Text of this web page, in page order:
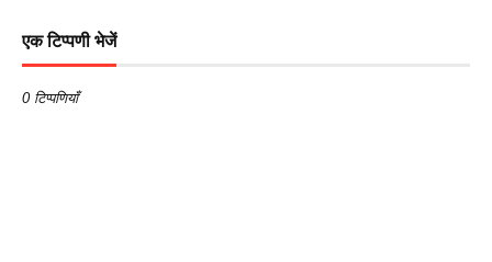
एक टिप्पणी भेजें
0 टिप्पणियाँ